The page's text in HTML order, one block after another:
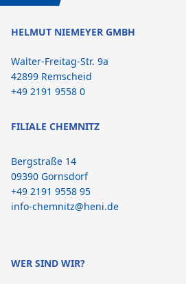
HELMUT NIEMEYER GMBH
Walter-Freitag-Str. 9a
42899 Remscheid
+49 2191 9558 0
FILIALE CHEMNITZ
Bergstraße 14
09390 Gornsdorf
+49 2191 9558 95
info-chemnitz@heni.de
WER SIND WIR?